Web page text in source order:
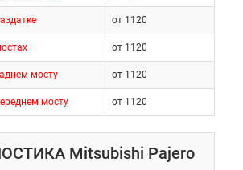
от 1120
от 1120
мосту от 1120
мосту от 1120
Mitsubishi Pajero